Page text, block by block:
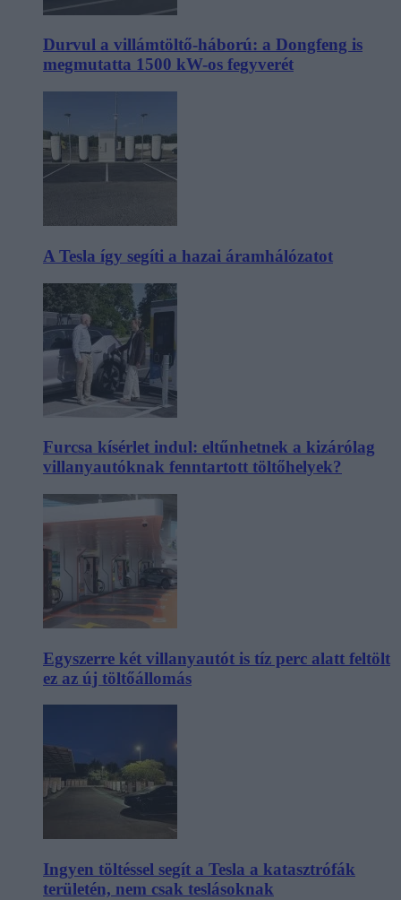
Durvul a villámtöltő-háború: a Dongfeng is
megmutatta 1500 kW-os fegyverét
A Tesla így segíti a hazai áramhálózatot
Furcsa kísérlet indul: eltűnhetnek a kizárólag
villanyautóknak fenntartott töltőhelyek?
Egyszerre két villanyautót is tíz perc alatt feltölt
ez az új töltőállomás
Ingyen töltéssel segít a Tesla a katasztrófák
területén, nem csak teslásoknak